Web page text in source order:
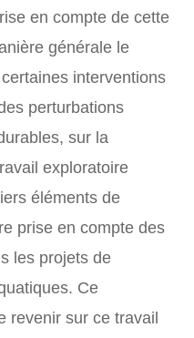
en compte de cette
générale le
interventions
perturbations
sur la
exploratoire
éléments de
prise en compte des
les projets de
Ce
revenir sur ce travail